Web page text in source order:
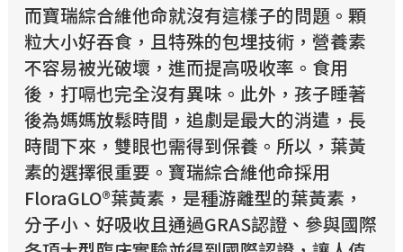
而寶瑞綜合維他命就沒有這樣子的問題。顆
粒大小好吞食，且特殊的包埋技術，營養素
不容易被光破壞，進而提高吸收率。食用
後，打嗝也完全沒有異味。此外，孩子睡著
後為媽媽放鬆時間，追劇是最大的消遣，長
時間下來，雙眼也需得到保養。所以，葉黃
素的選擇很重要。寶瑞綜合維他命採用
FloraGLO®葉黃素，是種游離型的葉黃素，
分子小、好吸收且通過GRAS認證、參與國際